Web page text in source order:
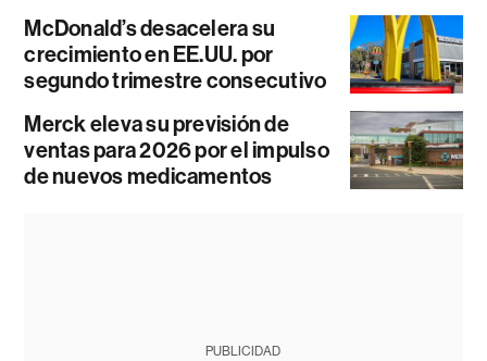
McDonald’s desacelera su
crecimiento en EE.UU. por
segundo trimestre consecutivo
Merck eleva su previsión de
ventas para 2026 por el impulso
de nuevos medicamentos
PUBLICIDAD